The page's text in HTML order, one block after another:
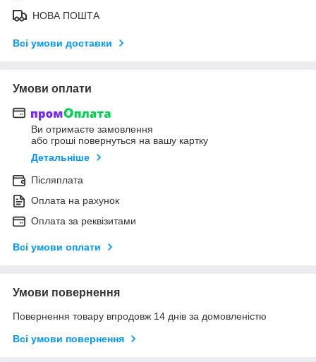
НОВА ПОШТА
Всі умови доставки
Умови оплати
Ви отримаєте замовлення
або гроші повернуться на вашу картку
Детальніше
Післяплата
Оплата на рахунок
Оплата за реквізитами
Всі умови оплати
Умови повернення
Повернення товару впродовж 14 днів за домовленістю
Всі умови повернення